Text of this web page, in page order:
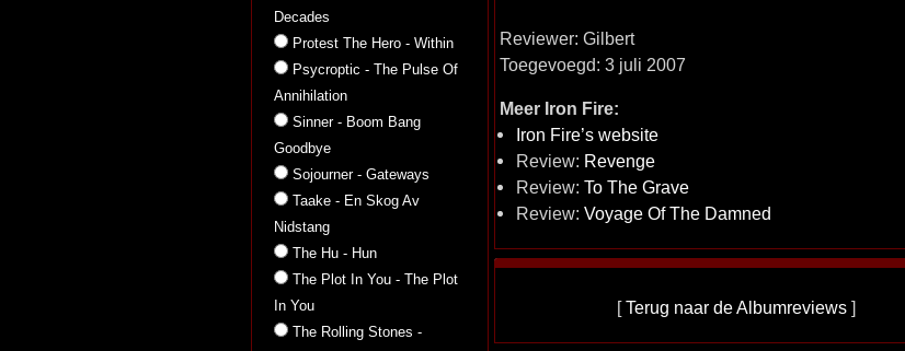
Decades
Protest The Hero - Within
Psycroptic - The Pulse Of
Annihilation
Sinner - Boom Bang
Goodbye
Sojourner - Gateways
Taake - En Skog Av
Nidstang
The Hu - Hun
The Plot In You - The Plot
In You
The Rolling Stones -
Reviewer: Gilbert
Toegevoegd: 3 juli 2007
Meer Iron Fire:
Iron Fire’s website
Review: Revenge
Review: To The Grave
Review: Voyage Of The Damned
[Terug naar de Albumreviews ]